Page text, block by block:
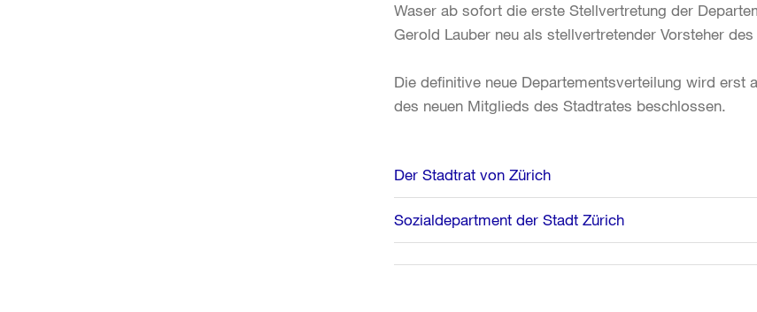
Waser ab sofort die erste Stellvertretung der
Gerold Lauber neu als stellvertretender Vorsteher
Die definitive neue Departementsverteilung wird erst
des neuen Mitglieds des Stadtrates beschlossen.
Weitere
Informationen
Der Stadtrat von Zürich
Sozialdepartment der Stadt Zürich